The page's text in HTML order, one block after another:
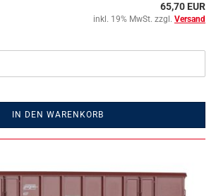
65,70 EUR
inkl. 19% MwSt. zzgl. Versand
IN DEN WARENKORB